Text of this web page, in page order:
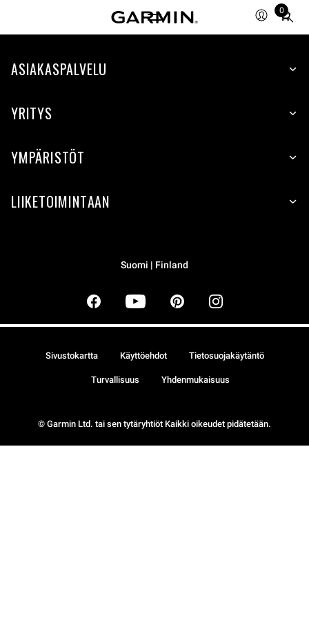
0
Total
items
cart:
ASIAKASPALVELU
YRITYS
YMPÄRISTÖT
LIIKETOIMINTAAN
Suomi | Finland
© Garmin Ltd. tai sen tytäryhtiöt Kaikki oikeudet pidätetään.
Sivustokartta Käyttöehdot Tietosuojakäytäntö
Turvallisuus Yhdenmukaisuus